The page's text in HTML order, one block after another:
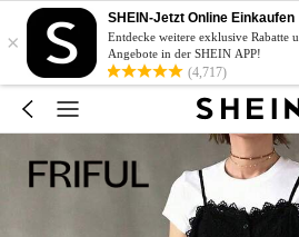
×
SHEIN-Jetzt Online Einkaufen
Entdecke weitere exklusive Rabatte
Angebote in der SHEIN APP!
(4,717)